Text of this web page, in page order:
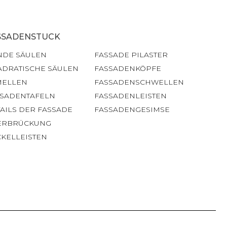
SÄULEN
SÄULEN
DER FASSADE
FASSADE PILASTER
FASSADENKÖPFE
FASSADENSCHWELLEN
FASSADENLEISTEN
FASSADENGESIMSE